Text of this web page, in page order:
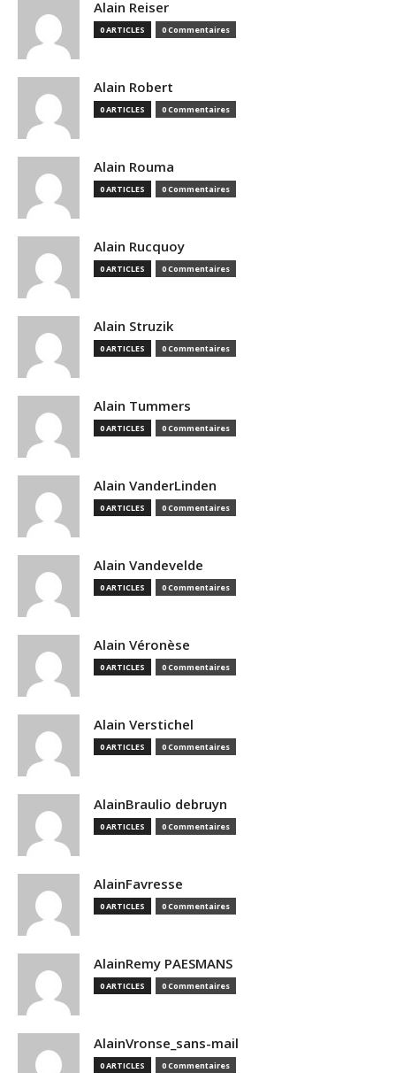
Alain Reiser
0 ARTICLES 0 Commentaires
Alain Robert
0 ARTICLES 0 Commentaires
Alain Rouma
0 ARTICLES 0 Commentaires
Alain Rucquoy
0 ARTICLES 0 Commentaires
Alain Struzik
0 ARTICLES 0 Commentaires
Alain Tummers
0 ARTICLES 0 Commentaires
Alain VanderLinden
0 ARTICLES 0 Commentaires
Alain Vandevelde
0 ARTICLES 0 Commentaires
Alain Véronèse
0 ARTICLES 0 Commentaires
Alain Verstichel
0 ARTICLES 0 Commentaires
AlainBraulio debruyn
0 ARTICLES 0 Commentaires
AlainFavresse
0 ARTICLES 0 Commentaires
AlainRemy PAESMANS
0 ARTICLES 0 Commentaires
AlainVronse_sans-mail
0 ARTICLES 0 Commentaires